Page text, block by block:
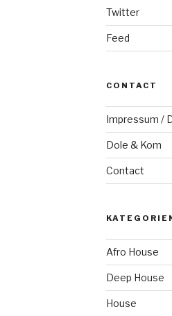
Twitter
Feed
CONTACT
Impressum /
Dole & Kom
Contact
Afro House
Deep House
House